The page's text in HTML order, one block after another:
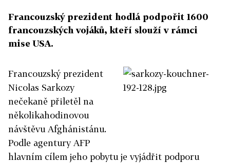
Francouzský prezident hodlá podpořit 1600
francouzských vojáků, kteří slouží v rámci
mise USA.
Francouzský prezident
Nicolas Sarkozy
nečekaně přiletěl na
několikahodinovou
návštěvu Afghánistánu.
Podle agentury AFP
hlavním cílem jeho pobytu je vyjádřit podporu